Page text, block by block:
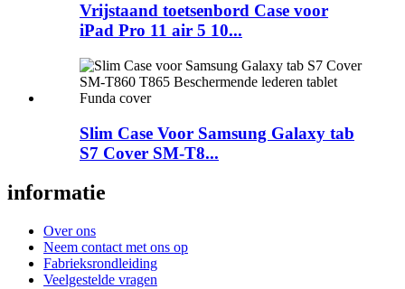
Vrijstaand toetsenbord Case voor
iPad Pro 11 air 5 10...
Slim Case Voor Samsung Galaxy tab
S7 Cover SM-T8...
informatie
Over ons
Neem contact met ons op
Fabrieksrondleiding
Veelgestelde vragen